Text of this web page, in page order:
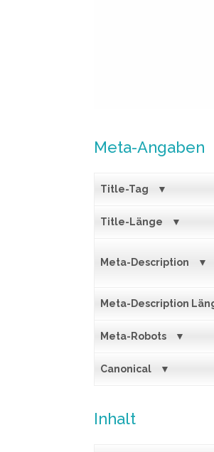
Meta-Angaben
Title-Tag
Title-Länge
Meta-Description
Meta-Description
Meta-Robots
Canonical
Inhalt